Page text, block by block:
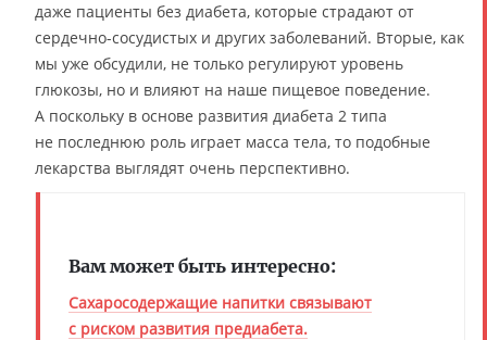
даже пациенты без диабета, которые страдают от
сердечно-сосудистых и других заболеваний. Вторые, как
мы уже обсудили, не только регулируют уровень
глюкозы, но и влияют на наше пищевое поведение.
А поскольку в основе развития диабета 2 типа
не последнюю роль играет масса тела, то подобные
лекарства выглядят очень перспективно.
Вам может быть интересно:
Сахаросодержащие напитки связывают
с риском развития предиабета.